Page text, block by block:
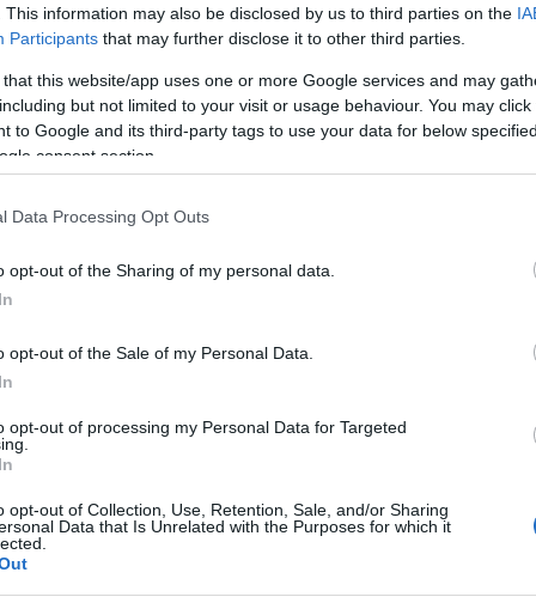
This information may also be disclosed by us to third parties on the
Participants that may further disclose it to other third parties.
that this website/app uses one or more Google services and may
but not limited to your visit or usage behaviour. You may
to Google and its third-party tags to use your data for below
consent section.
Data Processing Opt Outs
opt-out of the Sharing of my personal data.
opt-out of the Sale of my Personal Data.
opt-out of processing my Personal Data for Targeted
opt-out of Collection, Use, Retention, Sale, and/or Sharing
Data that Is Unrelated with the Purposes for which it
είπε αρχικά ότι… «ήταν ένα καλό και
πάλεψαν αρκετά στο γήπεδο. Κι εμείς ως ομάδα
σήμερα με την εμφάνισή μας, είχαμε
πέναλτι που καταλογίστηκε υπέρ της Αράζ. «Σε
των διαιτητών. Και στο πρώτο παιχνίδι
Θεωρώ ότι το πέναλτι που δόθηκε
δύο αγώνων για την ομάδα του, απάντησε: «Ο
Μπακού οι παίκτες μου ανταποκρίθηκαν και
κάναμε καλή δουλειά στο γήπεδο». Ο
των καθυστερήσεων λέγοντας ότι… «καταρχάς
είχαμε δύο ευκαιρίες και τις
ποδόσφαιρο. Αν θυμηθούμε το πρώτο παιχνίδι
ακόμη και με 5-1. Πιστεύω ότι παλέψαμε
την πορεία μας».